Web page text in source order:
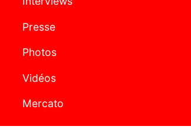
Presse
Photos
Vidéos
Mercato